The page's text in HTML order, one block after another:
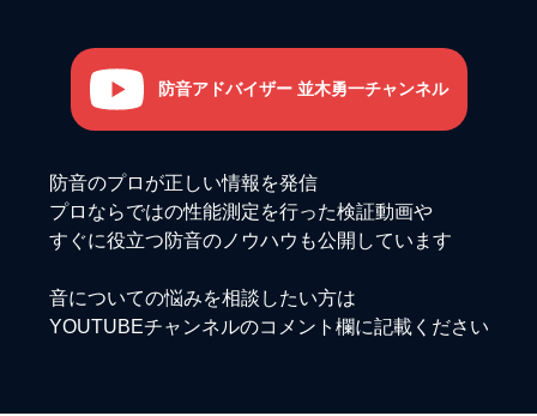
防音アドバイザー 並木勇一チャンネル
防音のプロが正しい情報を発信
プロならではの性能測定を行った検証動画や
すぐに役立つ防音のノウハウも公開しています
音についての悩みを相談したい方は
YOUTUBEチャンネルのコメント欄に記載ください